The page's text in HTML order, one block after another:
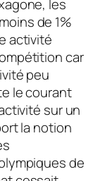
les
de 1%
activité
car
peu
le courant
sur un
la notion
de